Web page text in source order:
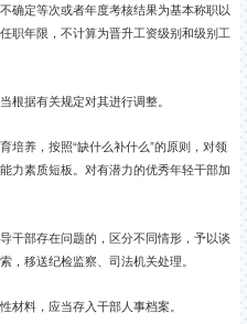
定等次或者年度考核结果为基本称职以
职年限，不计算为晋升工资级别和级别工
据有关规定对其进行调整。
养，按照“缺什么补什么”的原则，对领
力素质短板。对有潜力的优秀年轻干部加
部存在问题的，区分不同情形，予以谈
，移送纪检监察、司法机关处理。
料，应当存入干部人事档案。